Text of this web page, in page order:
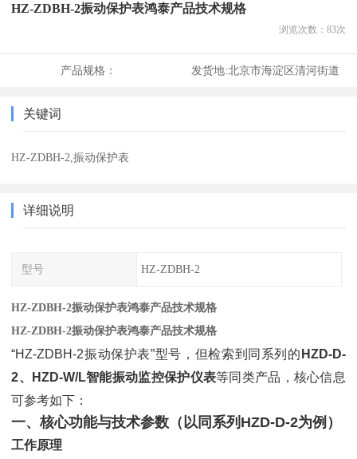
HZ-ZDBH-2振动保护表鸿泰产品技术规格
浏览次数： 83次
产品规格： 发货地:北京市海淀区清河街道
关键词
HZ-ZDBH-2,振动保护表
详细说明
型号 HZ-ZDBH-2
HZ-ZDBH-2振动保护表鸿泰产品技术规格
HZ-ZDBH-2振动保护表鸿泰产品技术规格
“HZ-ZDBH-2振动保护表”型号，但检索到同系列的 HZD-D-
2、HZD-W/L智能振动监控保护仪表等同类产品，核心信息
可参考如下：
一、核心功能与技术参数（以同系列HZD-D-2为例）
工作原理